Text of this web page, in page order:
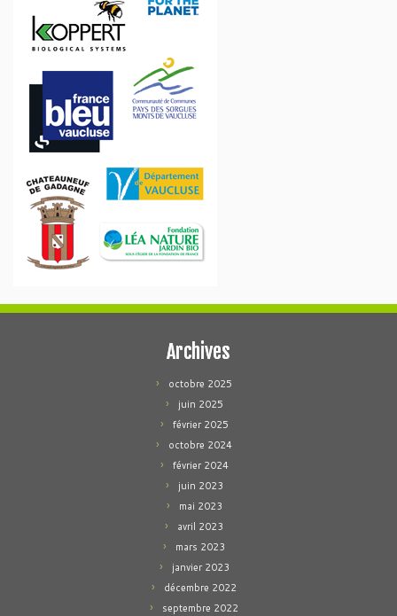
Archives
octobre 2025
juin 2025
février 2025
octobre 2024
février 2024
juin 2023
mai 2023
avril 2023
mars 2023
janvier 2023
décembre 2022
septembre 2022